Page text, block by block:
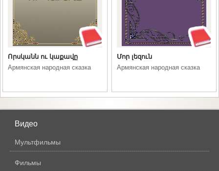
Որսկանն ու կաքավը
Армянская народная сказка
Մոր լեզուն
Армянская народная сказка
Видео
Мультфильмы
Фильмы